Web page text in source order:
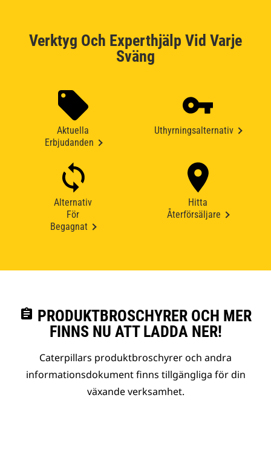
Verktyg Och Experthjälp Vid Varje
Sväng
Aktuella
Erbjudanden
Uthyrningsalternativ
Alternativ
För
Begagnat
Hitta
Återförsäljare
assignment PRODUKTBROSCHYRER OCH MER
FINNS NU ATT LADDA NER!
Caterpillars produktbroschyrer och andra
informationsdokument finns tillgängliga för din
växande verksamhet.